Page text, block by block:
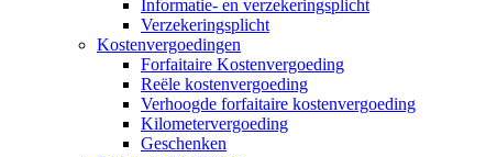
Informatie- en verzekeringsplicht
Verzekeringsplicht
Kostenvergoedingen
Forfaitaire Kostenvergoeding
Reële kostenvergoeding
Verhoogde forfaitaire kostenvergoeding
Kilometervergoeding
Geschenken